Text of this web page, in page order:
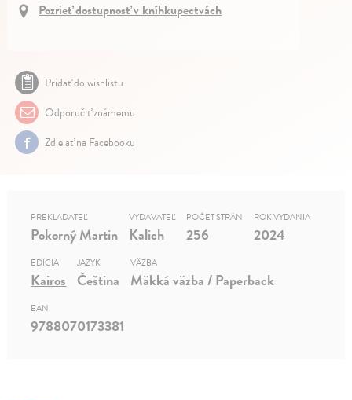
Pozrieť dostupnosť v kníhkupectvách
Pridať do wishlistu
Odporučiť známemu
Zdielať na Facebooku
PREKLADATEĽ
Pokorný Martin
VYDAVATEĽ
Kalich
POČET STRÁN
256
ROK VYDANIA
2024
EDÍCIA
Kairos
JAZYK
Čeština
VÄZBA
Mäkká väzba / Paperback
EAN
9788070173381